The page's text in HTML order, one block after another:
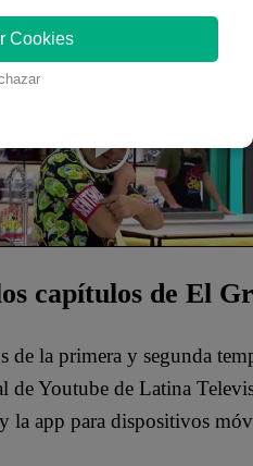
en la Noche de
capítulos de El
de la primera y segunda
de Youtube de Latina
la app para dispositivos
Cookies